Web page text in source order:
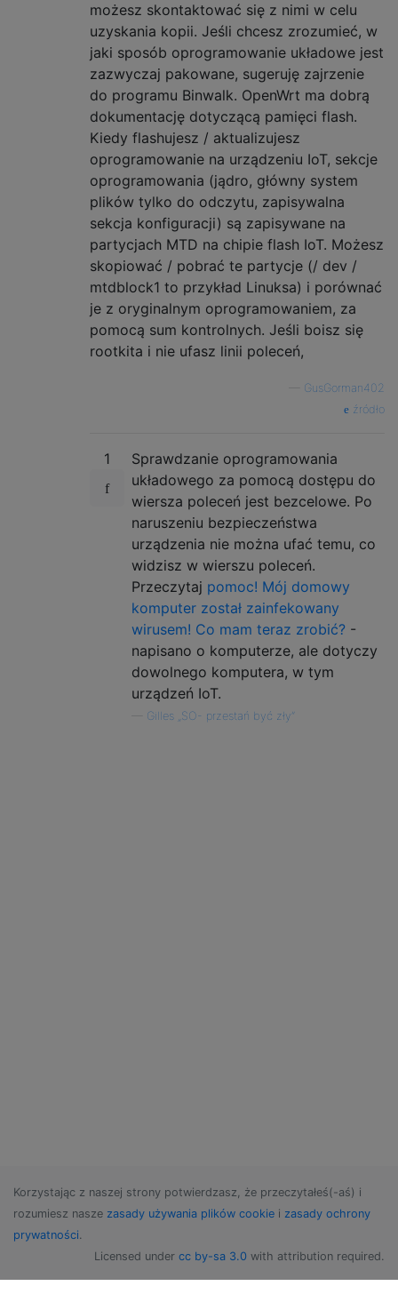
możesz skontaktować się z nimi w celu
uzyskania kopii. Jeśli chcesz zrozumieć, w
jaki sposób oprogramowanie układowe jest
zazwyczaj pakowane, sugeruję zajrzenie
do programu Binwalk. OpenWrt ma dobrą
dokumentację dotyczącą pamięci flash.
Kiedy flashujesz / aktualizujesz
oprogramowanie na urządzeniu IoT, sekcje
oprogramowania (jądro, główny system
plików tylko do odczytu, zapisywalna
sekcja konfiguracji) są zapisywane na
partycjach MTD na chipie flash IoT. Możesz
skopiować / pobrać te partycje (/ dev /
mtdblock1 to przykład Linuksa) i porównać
je z oryginalnym oprogramowaniem, za
pomocą sum kontrolnych. Jeśli boisz się
rootkita i nie ufasz linii poleceń,
GusGorman402
źródło
1
Sprawdzanie oprogramowania
układowego za pomocą dostępu do
wiersza poleceń jest bezcelowe. Po
naruszeniu bezpieczeństwa
urządzenia nie można ufać temu, co
widzisz w wierszu poleceń.
Przeczytaj pomoc! Mój domowy
komputer został zainfekowany
wirusem! Co mam teraz zrobić? -
napisano o komputerze, ale dotyczy
dowolnego komputera, w tym
urządzeń IoT.
Gilles „SO- przestań być zły”
Korzystając z naszej strony potwierdzasz, że przeczytałeś(-aś) i
rozumiesz nasze zasady używania plików cookie i zasady ochrony
prywatności.
Licensed under cc by-sa 3.0 with attribution required.